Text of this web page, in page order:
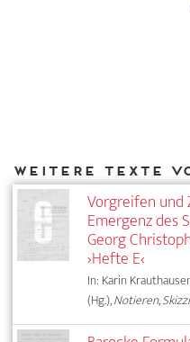
Vorgreifen und
Emergenz des
Georg
›Hefte E‹
In: Karin
(Hg.),Notieren,